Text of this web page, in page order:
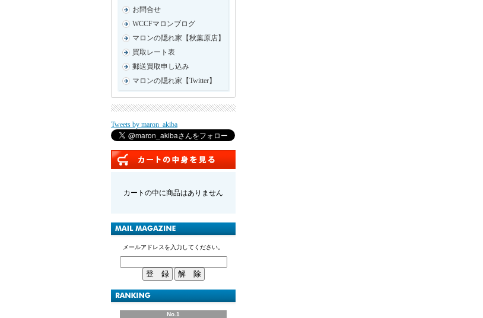
お問合せ
WCCFマロンブログ
マロンの隠れ家【秋葉原店】
買取レート表
郵送買取申し込み
マロンの隠れ家【Twitter】
Tweets by maron_akiba
カートの中に商品はありません
メールアドレスを入力してください。
No.1